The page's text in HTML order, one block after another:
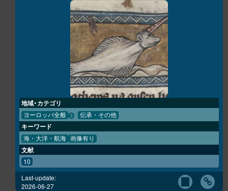
地域・カテゴリ
ヨーロッパ全般 伝承・その他
キーワード
海・大洋・航海 画像有り
文献
10
Last-update:
2026-06-27